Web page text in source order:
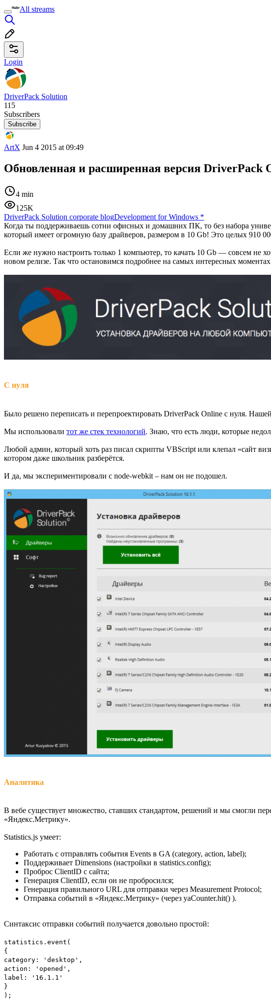
All streams
Login
DriverPack Solution
115
Subscribers
Subscribe
ArtX Jun 4 2015 at 09:49
Обновленная и расширенная версия DriverPack
4 min
125K
DriverPack Solution corporate blogDevelopment for Windows *
Когда ты поддерживаешь сотни офисных и домашних ПК, то без набора
который имеет огромную базу драйверов, размером в 10 Gb! Это целых 910
Если же нужно настроить только 1 компьютер, то качать 10 Gb — совсем не
новом релизе. Так что остановимся подробнее на самых интересных моментах
С нуля
Было решено переписать и перепроектировать DriverPack Online с нуля.
Мы использовали тот же стек технологий. Знаю, что есть люди, которые
Любой админ, который хоть раз писал скрипты VBScript или клепал «сайт
котором даже школьник разберётся.
И да, мы экспериментировали с node-webkit – нам он не подошел.
Аналитика
В вебе существует множество, ставших стандартом, решений и мы смогли
«Яндекс.Метрику».
Statistics.js умеет:
Работать с отправлять события Events в GA (category, action, label);
Поддерживает Dimensions (настройки в statistics.config);
Проброс ClientID с сайта;
Генерация ClientID, если он не пробросился;
Генерация правильного URL для отправки через Measurement Protocol;
Отправка событий в «Яндекс.Метрику» (через yaCounter.hit() ).
Синтаксис отправки событий получается довольно простой:
statistics.event(
{
category: 'desktop',
action: 'opened',
label: '16.1.1'
}
);